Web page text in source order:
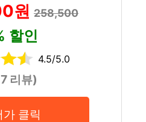
원 258,500
할인
4.5/5.0
리뷰)
가 클릭